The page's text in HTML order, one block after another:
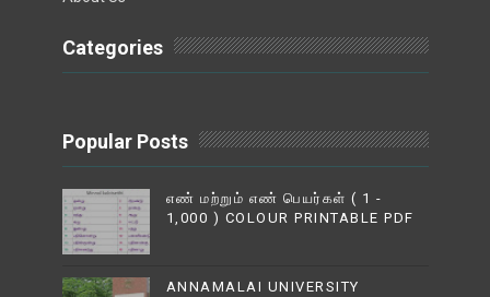
Categories
Popular Posts
எண் மற்றும் எண் பெயர்கள் ( 1 -
1,000 ) COLOUR PRINTABLE PDF
ANNAMALAI UNIVERSITY